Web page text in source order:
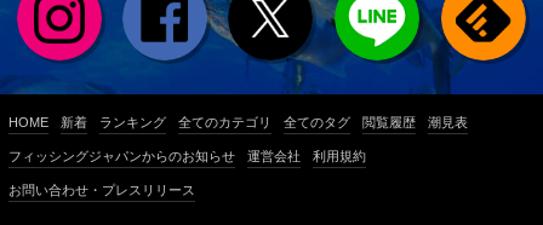
HOME 新着 ランキング 全てのカテゴリ 全てのタグ 閲覧履歴 潮見表
フィッシングジャパンからのお知らせ 運営会社 利用規約
お問い合わせ・プレスリリース